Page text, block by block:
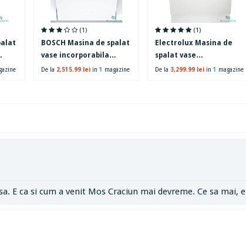
(1)
BOSCH Masina de spalat
vase incorporabila
Bosch SMV46KX04E, 13
De la 2,515.99 lei in 1 magazine
(1)
Electrolux Masina de
spalat vase
incorporabila Electrolux
De la 3,299.99 lei in 1 magazine
E ca si cum a venit Mos Craciun mai devreme. Ce sa mai, e